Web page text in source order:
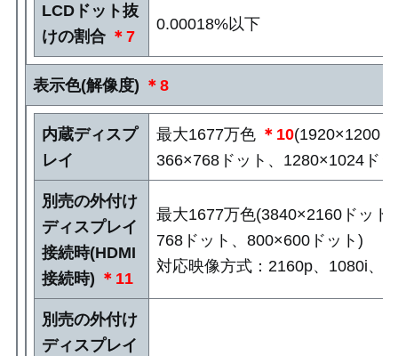
LCDドット抜
けの割合 ＊7
0.00018%以下
表示色(解像度) ＊8
内蔵ディスプ
レイ
最大1677万色 ＊10(1920×1200
366×768ドット、1280×1024ド
別売の外付け
ディスプレイ
接続時(HDMI
接続時) ＊11
最大1677万色(3840×2160ドッ
768ドット、800×600ドット)
対応映像方式：2160p、1080i、
別売の外付け
ディスプレイ